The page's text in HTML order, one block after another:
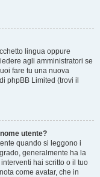
lingua oppure
agli amministratori se
fare tu una nuova
phpBB Limited (trovi il
utente?
quando si leggono i
generalmente ha la
hai scritto o il tuo
come avatar, che in